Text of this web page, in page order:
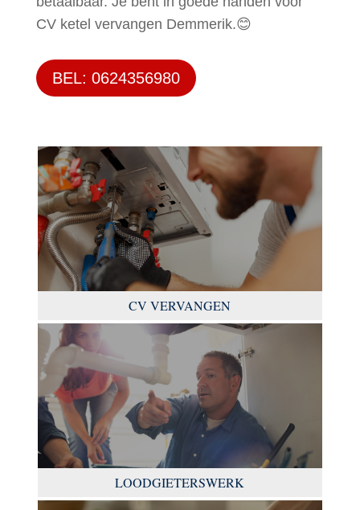
CV ketel vervangen Demmerik.😊
BEL: 0624356980
CV VERVANGEN
LOODGIETERSWERK